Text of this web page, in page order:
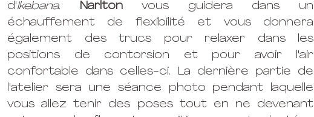
d'Ikebana. Narlton vous guidera dans un
échauffement de flexibilité et vous donnera
également des trucs pour relaxer dans les
positions de contorsion et pour avoir l'air
confortable dans celles-ci. La dernière partie de
l'atelier sera une séance photo pendant laquelle
vous allez tenir des poses tout en ne devenant